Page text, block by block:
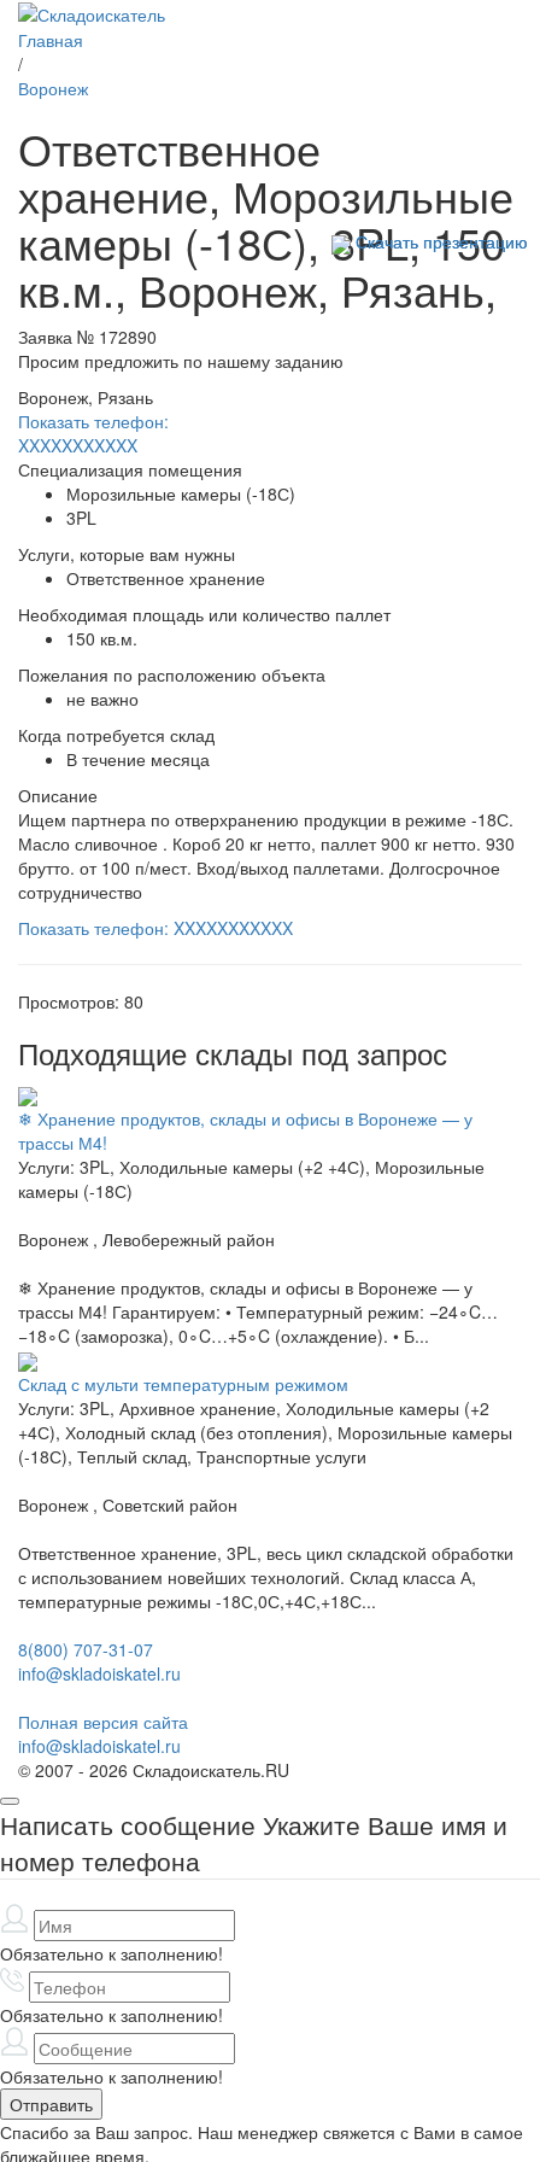
Главная
/
Воронеж
Ответственное
хранение, Морозильные
камеры (-18С), 3PL, 150
кв.м., Воронеж, Рязань,
Заявка № 172890
Просим предложить по нашему заданию
Воронеж, Рязань
Показать телефон:
XXXXXXXXXXX
Специализация помещения
Морозильные камеры (-18С)
3PL
Услуги, которые вам нужны
Ответственное хранение
Необходимая площадь или количество паллет
150 кв.м.
Пожелания по расположению объекта
не важно
Когда потребуется склад
В течение месяца
Описание
Ищем партнера по отверхранению продукции в режиме -18С.
Масло сливочное . Короб 20 кг нетто, паллет 900 кг нетто. 930
брутто. от 100 п/мест. Вход/выход паллетами. Долгосрочное
сотрудничество
Показать телефон: XXXXXXXXXXX
Просмотров: 80
Подходящие склады под запрос
❄ Хранение продуктов, склады и офисы в Воронеже — у
трассы М4!
Услуги: 3PL, Холодильные камеры (+2 +4С), Морозильные
камеры (-18С)
Воронеж , Левобережный район
❄ Хранение продуктов, склады и офисы в Воронеже — у
трассы М4! Гарантируем: • Температурный режим: −24∘C…
−18∘C (заморозка), 0∘C…+5∘C (охлаждение). • Б...
Скачать презентацию
Склад с мульти температурным режимом
Услуги: 3PL, Архивное хранение, Холодильные камеры (+2
+4С), Холодный склад (без отопления), Морозильные камеры
(-18С), Теплый склад, Транспортные услуги
Воронеж , Советский район
Ответственное хранение, 3PL, весь цикл складской обработки
с использованием новейших технологий. Склад класса А,
температурные режимы -18С,0С,+4С,+18С...
Скачать презентацию
8(800) 707-31-07
info@skladoiskatel.ru
Полная версия сайта
info@skladoiskatel.ru
© 2007 - 2026 Складоискатель.RU
Написать сообщение Укажите Ваше имя и
номер телефона
Обязательно к заполнению!
Обязательно к заполнению!
Обязательно к заполнению!
Спасибо за Ваш запрос. Наш менеджер свяжется с Вами в самое
ближайшее время.